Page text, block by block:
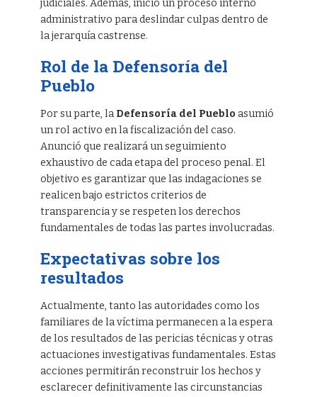
judiciales. Además, inició un proceso interno
administrativo para deslindar culpas dentro de
la jerarquía castrense.
Rol de la Defensoría del
Pueblo
Por su parte, la Defensoría del Pueblo asumió
un rol activo en la fiscalización del caso.
Anunció que realizará un seguimiento
exhaustivo de cada etapa del proceso penal. El
objetivo es garantizar que las indagaciones se
realicen bajo estrictos criterios de
transparencia y se respeten los derechos
fundamentales de todas las partes involucradas.
Expectativas sobre los
resultados
Actualmente, tanto las autoridades como los
familiares de la víctima permanecen a la espera
de los resultados de las pericias técnicas y otras
actuaciones investigativas fundamentales. Estas
acciones permitirán reconstruir los hechos y
esclarecer definitivamente las circunstancias